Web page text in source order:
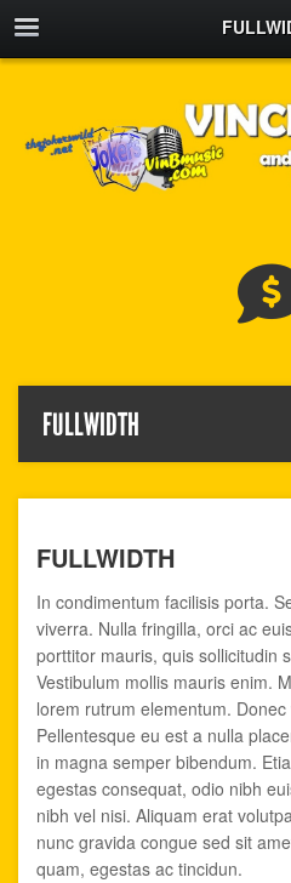
FULLWIDTH
FULLWIDTH
In condimentum facilisis porta.
viverra. Nulla fringilla, orci ac
porttitor mauris, quis sollicitudin
Vestibulum mollis mauris enim.
lorem rutrum elementum.
Pellentesque eu est a nulla
in magna semper bibendum.
egestas consequat, odio nibh
nibh vel nisi. Aliquam erat
nunc gravida congue sed sit
quam, egestas ac tincidun.